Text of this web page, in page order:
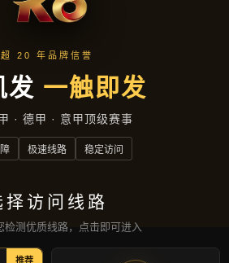
主营产品
首页 主营产品